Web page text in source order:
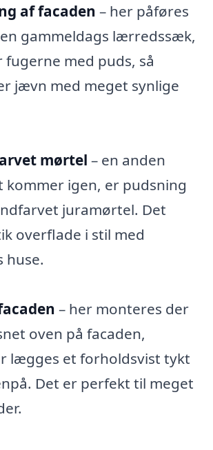
af facaden – her påføres
gammeldags lærredssæk,
med puds, så
jævn med meget synlige
mørtel – en anden
igen, er pudsning
juramørtel. Det
overflade i stil med
huse.
– her monteres der
oven på facaden,
lægges et forholdsvist tykt
Det er perfekt til meget